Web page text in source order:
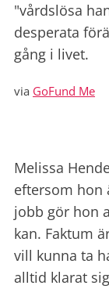
"vårdslösa
desperata
gång i livet.
via GoFund Me
Melissa
eftersom hon
jobb gör hon
kan. Faktum
vill kunna ta
alltid klarat